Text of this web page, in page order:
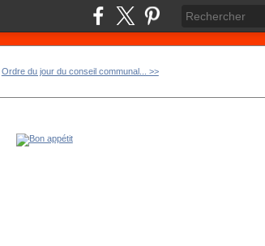
Ordre du jour du conseil communal... >>